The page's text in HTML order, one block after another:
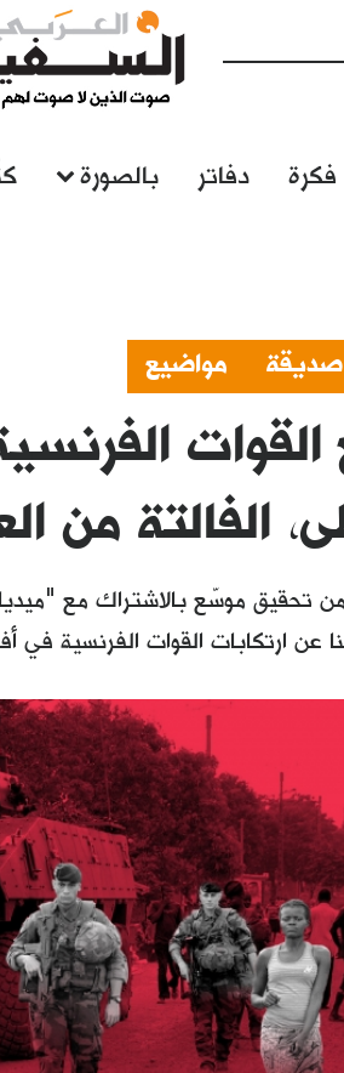
فكرة دفاتر بالصورة
صديقة مواضيع
الفالتة من
من تحقيق موسّع بالاشتراك مع
ارتكابات القوات الفرنسية في